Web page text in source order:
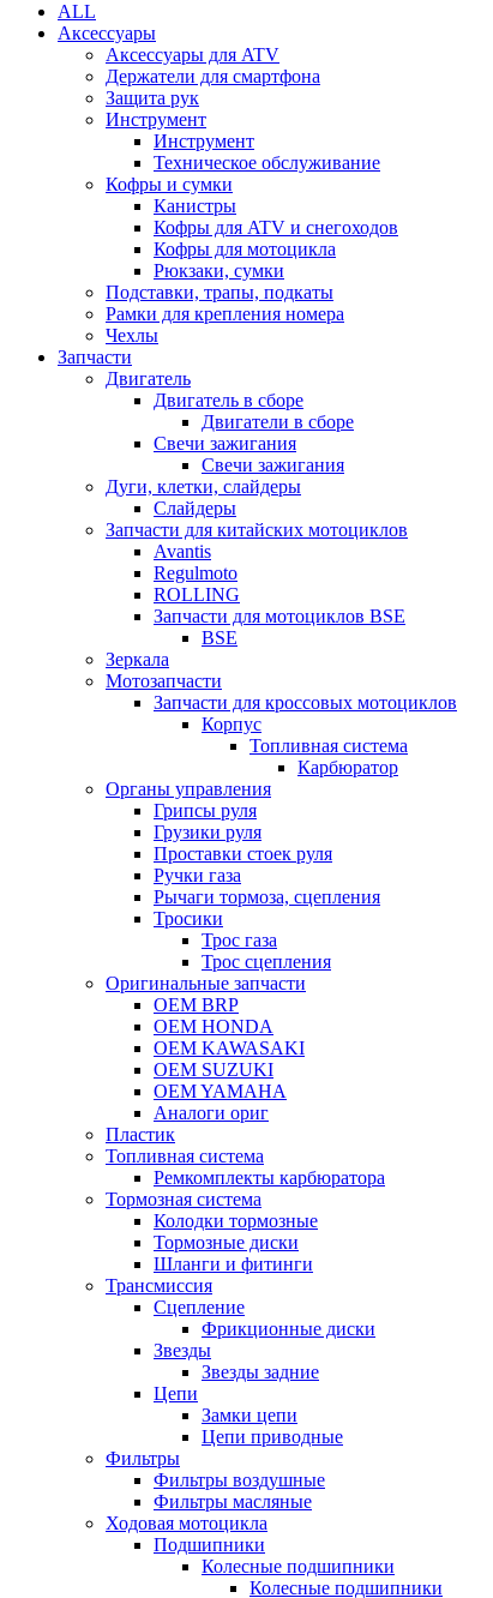
ALL
Аксессуары
Аксессуары для ATV
Держатели для смартфона
Защита рук
Инструмент
Инструмент
Техническое обслуживание
Кофры и сумки
Канистры
Кофры для ATV и снегоходов
Кофры для мотоцикла
Рюкзаки, сумки
Подставки, трапы, подкаты
Рамки для крепления номера
Чехлы
Запчасти
Двигатель
Двигатель в сборе
Двигатели в сборе
Свечи зажигания
Свечи зажигания
Дуги, клетки, слайдеры
Слайдеры
Запчасти для китайских мотоциклов
Avantis
Regulmoto
ROLLING
Запчасти для мотоциклов BSE
BSE
Зеркала
Мотозапчасти
Запчасти для кроссовых мотоциклов
Корпус
Топливная система
Карбюратор
Органы управления
Грипсы руля
Грузики руля
Проставки стоек руля
Ручки газа
Рычаги тормоза, сцепления
Тросики
Трос газа
Трос сцепления
Оригинальные запчасти
OEM BRP
OEM HONDA
OEM KAWASAKI
OEM SUZUKI
OEM YAMAHA
Аналоги ориг
Пластик
Топливная система
Ремкомплекты карбюратора
Тормозная система
Колодки тормозные
Тормозные диски
Шланги и фитинги
Трансмиссия
Cцепление
Фрикционные диски
Звезды
Звезды задние
Цепи
Замки цепи
Цепи приводные
Фильтры
Фильтры воздушные
Фильтры масляные
Ходовая мотоцикла
Подшипники
Колесные подшипники
Колесные подшипники